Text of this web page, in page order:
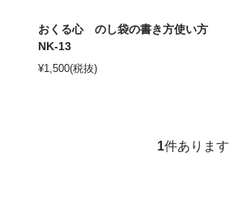
おくる心 のし袋の書き方使い方
NK-13
¥1,500(税抜)
1件あります